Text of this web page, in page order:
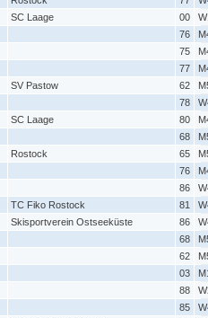
SC Laage 00
76
75
77
SV Pastow 62
78
SC Laage 80
68
Rostock 65
76
86
TC Fiko Rostock 81
Skisportverein Ostseeküste 86
68
62
03
88
85